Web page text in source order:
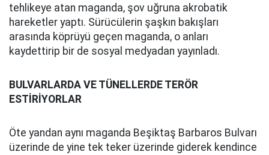
tehlikeye atan maganda, şov uğruna akrobatik
hareketler yaptı. Sürücülerin şaşkın bakışları
arasında köprüyü geçen maganda, o anları
kaydettirip bir de sosyal medyadan yayınladı.
BULVARLARDA VE TÜNELLERDE TERÖR
ESTİRİYORLAR
Öte yandan aynı maganda Beşiktaş Barbaros Bulvarı
üzerinde de yine tek teker üzerinde giderek kendince